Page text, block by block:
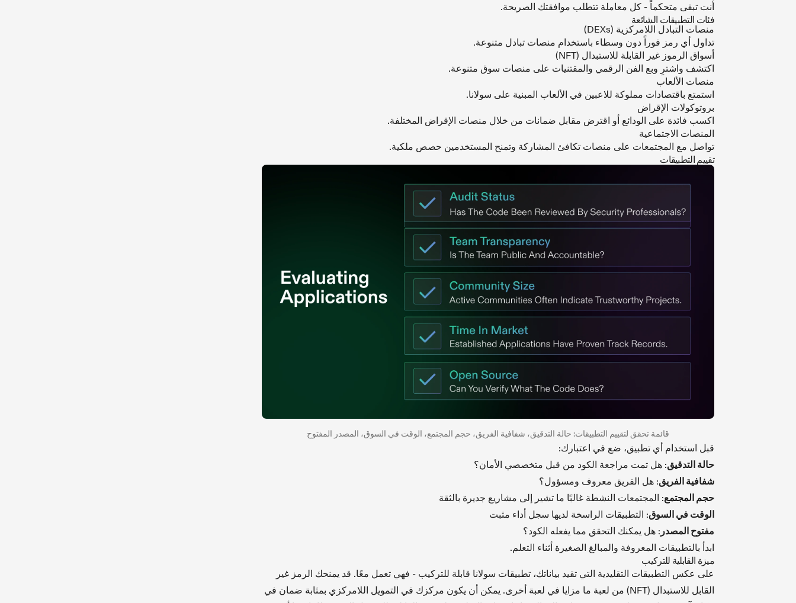
أنت تبقى متحكماً - كل معاملة تتطلب موافقتك الصريحة.
فئات التطبيقات الشائعة
منصات التبادل اللامركزية (DEXs)
تداول أي رمز فوراً دون وسطاء باستخدام منصات تبادل متنوعة.
أسواق الرموز غير القابلة للاستبدال (NFT)
اكتشف واشترِ وبع الفن الرقمي والمقتنيات على منصات سوق متنوعة.
منصات الألعاب
استمتع باقتصادات مملوكة للاعبين في الألعاب المبنية على سولانا.
بروتوكولات الإقراض
اكسب فائدة على الودائع أو اقترض مقابل ضمانات من خلال منصات الإقراض المختلفة.
المنصات الاجتماعية
تواصل مع المجتمعات على منصات تكافئ المشاركة وتمنح المستخدمين حصص ملكية.
تقييم التطبيقات
قائمة تحقق لتقييم التطبيقات: حالة التدقيق، شفافية الفريق، حجم المجتمع، الوقت في السوق، المصدر المفتوح
قبل استخدام أي تطبيق، ضع في اعتبارك:
حالة التدقيق: هل تمت مراجعة الكود من قبل متخصصي الأمان؟
شفافية الفريق: هل الفريق معروف ومسؤول؟
حجم المجتمع: المجتمعات النشطة غالبًا ما تشير إلى مشاريع جديرة بالثقة
الوقت في السوق: التطبيقات الراسخة لديها سجل أداء مثبت
مفتوح المصدر : هل يمكنك التحقق مما يفعله الكود؟
ابدأ بالتطبيقات المعروفة والمبالغ الصغيرة أثناء التعلم.
ميزة القابلية للتركيب
على عكس التطبيقات التقليدية التي تقيد بياناتك، تطبيقات سولانا قابلة للتركيب - فهي تعمل معًا. قد يمنحك الرمز غير
القابل للاستبدال (NFT) من لعبة ما مزايا في لعبة أخرى. يمكن أن يكون مركزك في التمويل اللامركزي بمثابة ضمان في